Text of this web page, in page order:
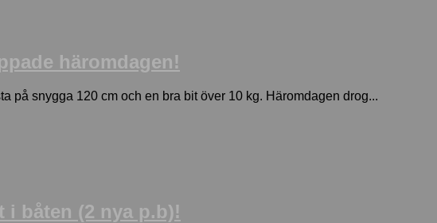
häromdagen!
på snygga 120 cm och en bra bit över 10 kg. Häromdagen drog...
båten (2 nya p.b)!